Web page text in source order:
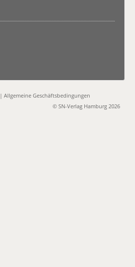
|Allgemeine Geschäftsbedingungen
© SN-Verlag Hamburg 2026